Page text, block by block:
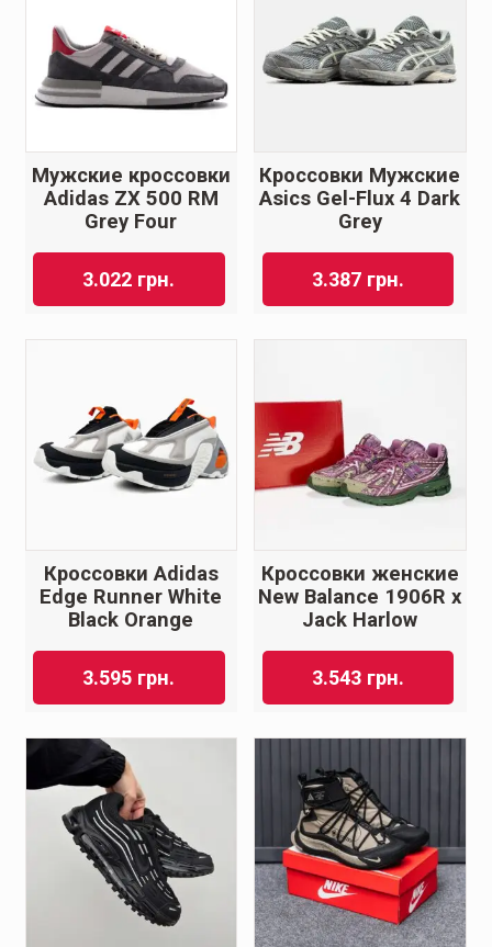
Мужские кроссовки
Adidas ZX 500 RM
Grey Four
3.022 грн.
Кроссовки Мужские
Asics Gel-Flux 4 Dark
Grey
3.387 грн.
Кроссовки Adidas
Edge Runner White
Black Orange
3.595 грн.
Кроссовки женские
New Balance 1906R x
Jack Harlow
3.543 грн.